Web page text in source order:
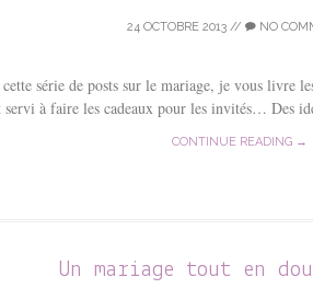
24 OCTOBRE 2013 // NO
série de posts sur le mariage, je vous livre
à faire les cadeaux pour les invités… Des
CONTINUE READING →
Un mariage tout en